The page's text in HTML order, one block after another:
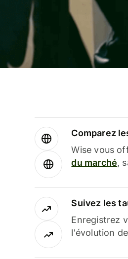
Comparez
Wise vous
du marché,
Suivez les
Enregistrez
l'évolution